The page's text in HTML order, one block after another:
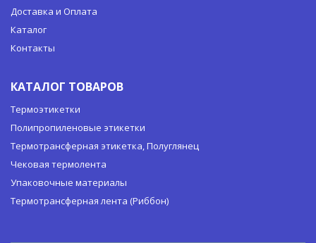
Доставка и Оплата
Каталог
Контакты
КАТАЛОГ ТОВАРОВ
Термоэтикетки
Полипропиленовые этикетки
Термотрансферная этикетка, Полуглянец
Чековая термолента
Упаковочные материалы
Термотрансферная лента (Риббон)